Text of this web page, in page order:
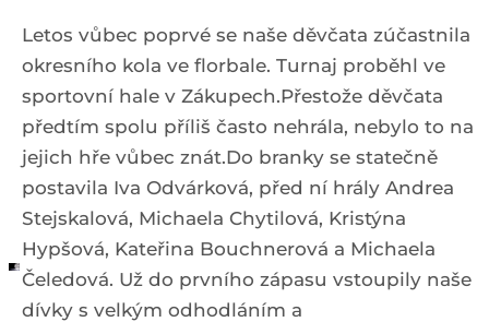
Letos vůbec poprvé se naše děvčata zúčastnila
okresního kola ve florbale. Turnaj proběhl ve
sportovní hale v Zákupech.Přestože děvčata
předtím spolu příliš často nehrála, nebylo to na
jejich hře vůbec znát.Do branky se statečně
postavila Iva Odvárková, před ní hrály Andrea
Stejskalová, Michaela Chytilová, Kristýna
Hypšová, Kateřina Bouchnerová a Michaela
Čeledová. Už do prvního zápasu vstoupily naše
dívky s velkým odhodláním a